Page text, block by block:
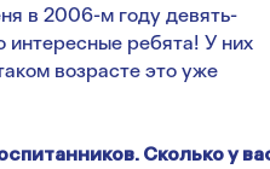
в 2006-м году девять-
интересные ребята! У них
возрасте это уже
Сколько у